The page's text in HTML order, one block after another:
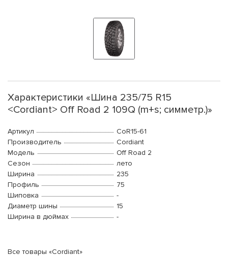
Характеристики «Шина 235/75 R15
<Cordiant> Off Road 2 109Q (m+s; симметр.)»
Артикул
CoR15-61
Производитель
Cordiant
Модель
Off Road 2
Сезон
лето
Ширина
235
Профиль
75
Шиповка
-
Диаметр шины
15
Ширина в дюймах
-
Все товары «Cordiant»